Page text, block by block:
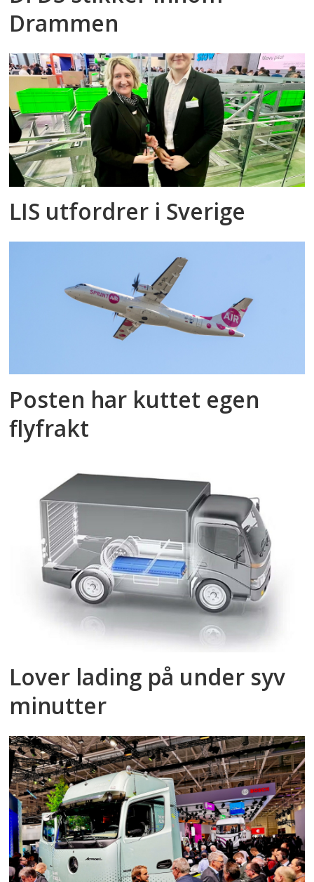
Drammen
LIS utfordrer i Sverige
Posten har kuttet egen
flyfrakt
Lover lading på under syv
minutter